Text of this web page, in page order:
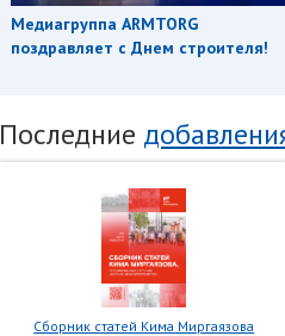
Медиагруппа ARMTORG
поздравляет с Днем строителя!
Последние
Сборник статей Кима Миргаязова